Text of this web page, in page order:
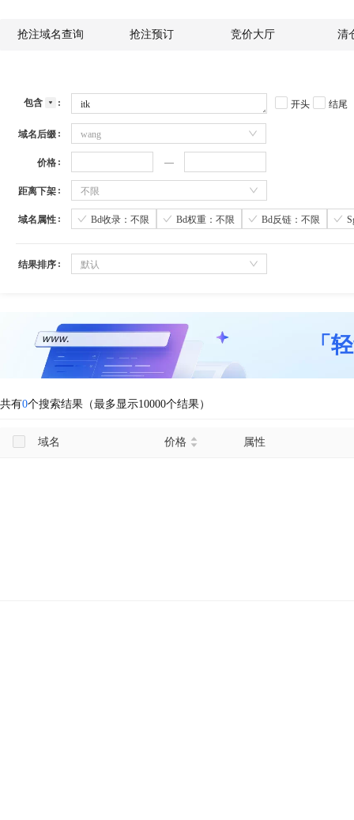
抢注域名查询 抢注预订 竞价大厅 清
包含 开头 结尾
域名后缀 wang
价格
距离下架 不限
域名属性 Bd收录：不限 Bd权重：不限 Bd反链：不限
结果排序 默认
「
共有0个搜索结果（最多显示10000个结果）
域名 价格 属性